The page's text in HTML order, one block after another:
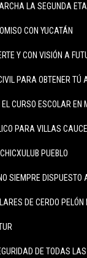
LA SEGUNDA
CON YUCATÁN
Y CON VISIÓN A
PARA OBTENER TÚ
CURSO ESCOLAR EN
PARA VILLAS
PUEBLO
SIEMPRE
DE CERDO PELÓN
DE TODAS